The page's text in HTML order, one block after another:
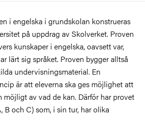
i engelska i grundskolan konstrueras
på uppdrag av Skolverket. Proven
kunskaper i engelska, oavsett var,
lärt sig språket. Proven bygger alltså
undervisningsmaterial. En
är att eleverna ska ges möjlighet att
möjligt av vad de kan. Därför har provet
B och C) som, i sin tur, har olika